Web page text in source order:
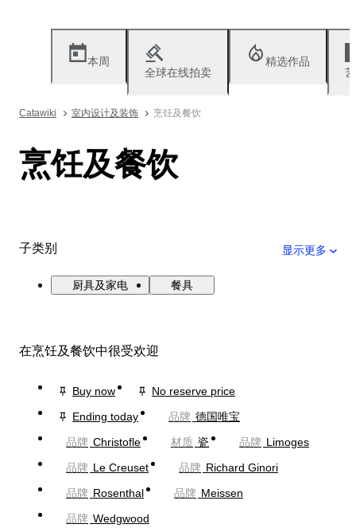
本周
全球在线拍卖
精选作品
Catawiki 室内设计及装饰 烹饪及餐饮
烹饪及餐饮
子类别 显示更多
厨具及家电 餐具
在烹饪及餐饮中很受欢迎
Buy now
No reserve price
Ending today
品牌 德国唯宝
品牌 Christofle 材质 瓷 品牌 Limoges
品牌 Le Creuset 品牌 Richard Ginori
品牌 Rosenthal 品牌 Meissen
品牌 Wedgwood